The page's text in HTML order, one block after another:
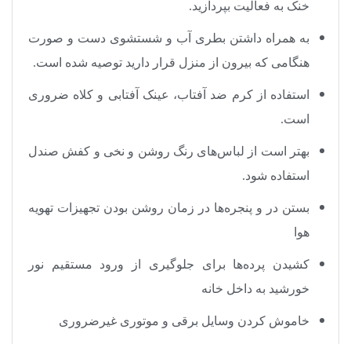
خنک به فعالیت بپردازید.
به همراه داشتن بطری آب و شستشوی دست و صورت
هنگامی که بیرون از منزل قرار دارید توصیه شده است.
استفاده از کرم ضد آفتاب، عینک آفتابی و کلاه ضروری
است.
بهتر است از لباس‌های رنگ روشن و نخی و کفش صندل
استفاده شود.
بستن در و پنجره‌ها در زمان روشن بودن تجهیزات تهویه
هوا
کشیدن پرده‌ها برای جلوگیری از ورود مستقیم نور
خورشید به داخل خانه
خاموش کردن وسایل برقی و موتوری غیرضروری